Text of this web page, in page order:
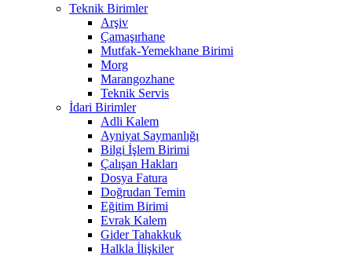
Teknik Birimler
Arşiv
Çamaşırhane
Mutfak-Yemekhane Birimi
Morg
Marangozhane
Teknik Servis
İdari Birimler
Adli Kalem
Ayniyat Saymanlığı
Bilgi İşlem Birimi
Çalışan Hakları
Dosya Fatura
Doğrudan Temin
Eğitim Birimi
Evrak Kalem
Gider Tahakkuk
Halkla İlişkiler